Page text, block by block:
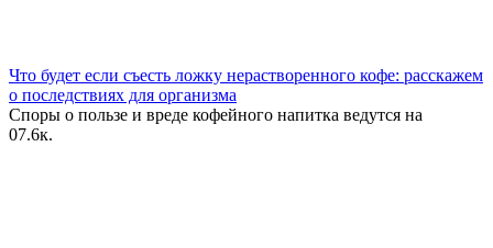
Что будет если съесть ложку нерастворенного кофе: расскажем
о последствиях для организма
Споры о пользе и вреде кофейного напитка ведутся на
07.6к.